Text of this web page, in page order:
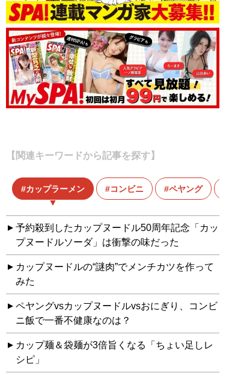
【関連キーワードから記事を探す】
カップラーメン コンビニ ペヤング
予約殺到したカップヌードル50周年記念「カッ
プヌードルソーダ」は衝撃の味だった
カップヌードルの“謎肉”でメンチカツを作って
みた
ペヤングvsカップヌードルvsおにぎり、コンビ
ニ飯で一番不健康なのは？
カップ麺＆袋麺が3倍旨くなる「ちょい足しレ
シピ」